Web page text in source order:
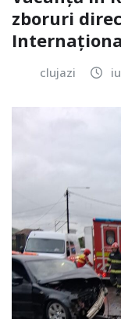
zboruri
clujazi